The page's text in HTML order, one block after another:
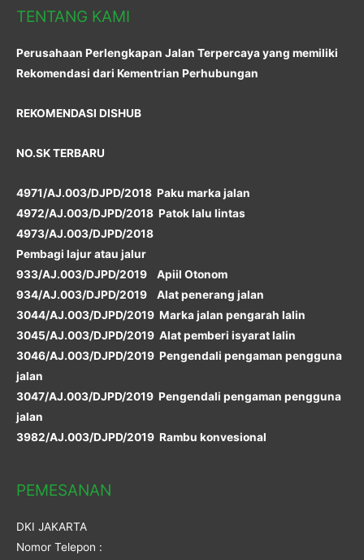
TENTANG KAMI
Perusahaan Perlengkapan Jalan Terpercaya yang memiliki
Rekomendasi dari Kementrian Perhubungan
REKOMENDASI DISHUB
NO.SK TERBARU
4971/AJ.003/DJPD/2018 Paku marka jalan
4972/AJ.003/DJPD/2018 Patok lalu lintas
4973/AJ.003/DJPD/2018
Pembagi lajur atau jalur
933/AJ.003/DJPD/2019 Apiil Otonom
934/AJ.003/DJPD/2019 Alat penerang jalan
3044/AJ.003/DJPD/2019 Marka jalan pengarah lalin
3045/AJ.003/DJPD/2019 Alat pemberi isyarat lalin
3046/AJ.003/DJPD/2019 Pengendali pengaman pengguna
jalan
3047/AJ.003/DJPD/2019 Pengendali pengaman pengguna
jalan
3982/AJ.003/DJPD/2019 Rambu konvesional
PEMESANAN
DKI JAKARTA
Nomor Telepon :